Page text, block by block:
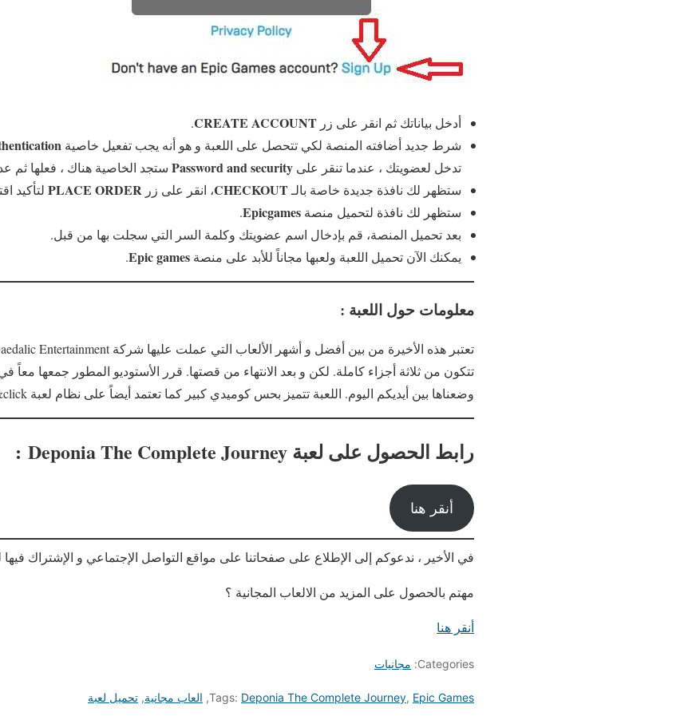
أدخل بياناتك ثم انقر على زر CREATE ACCOUNT
.
شرط جديد أضافته المنصة لكي تتحصل على اللعبة و هو أنه يجب تفعيل خاصية
تدخل لعضويتك ، عندما تنقر على Password and security ستجد الخاصية هناك ، فعلها ثم
ستظهر لك نافذة جديدة خاصة بالـCHECKOUT، انقر على زر PLACE ORDER لتأكيد
ستظهر لك نافذة لتحميل منصة Epicgames
.
بعد تحميل المنصة، قم بإدخال اسم عضويتك وكلمة السر التي سجلت بها من قبل.
يمكنك الآن تحميل اللعبة ولعبها مجاناً للأبد على منصة Epic games
.
معلومات حول اللعبة :
تتكون من ثلاثة أجزاء كاملة. لكن و بعد الانتهاء من قصتها. قرر الأستوديو المطور جمعها معاً
وضعناها بين أيديكم اليوم. اللعبة تتميز بحس كوميدي كبير كما تعتمد أيضاً على نظام لعبة point&click كلاسيكي.
رابط الحصول على لعبة Deponia The Complete Journey
:
أنقر هنا
في الأخير ، ندعوكم إلى الإطلاع على صفحاتنا على مواقع التواصل الإجتماعي و الإشتراك
مهتم بالحصول على المزيد من الالعاب المجانية ؟
أنقر هنا
Categories: مجانيات
Tags: Deponia The Complete Journey, Epic Games
, العاب مجانية, تحميل لعبة